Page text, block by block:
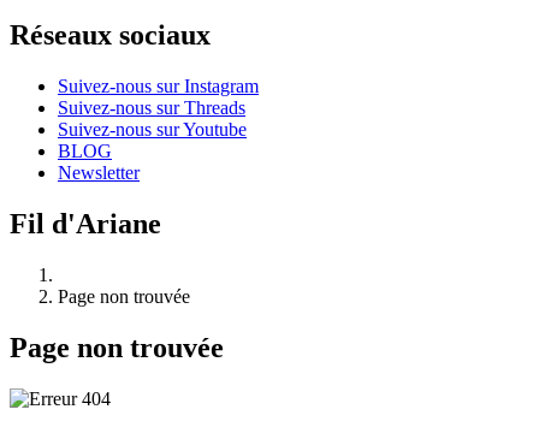
Réseaux sociaux
Suivez-nous sur Instagram
Suivez-nous sur Threads
Suivez-nous sur Youtube
BLOG
Newsletter
Fil d'Ariane
Page non trouvée
Page non trouvée